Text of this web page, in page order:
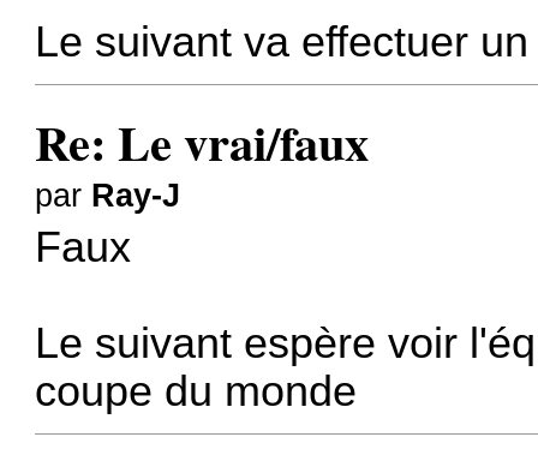
Le suivant va effectuer
Re: Le vrai/faux
par Ray-J
Faux
Le suivant espère voir
coupe du monde